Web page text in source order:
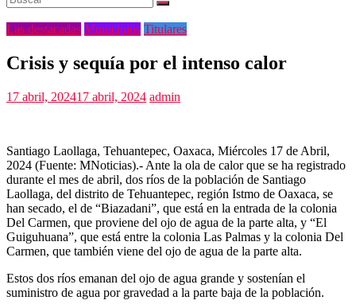
Las destacadas Municipios Titulares
Crisis y sequía por el intenso calor
17 abril, 202417 abril, 2024 admin
Santiago Laollaga, Tehuantepec, Oaxaca, Miércoles 17 de Abril,
2024 (Fuente: MNoticias).- Ante la ola de calor que se ha registrado
durante el mes de abril, dos ríos de la población de Santiago
Laollaga, del distrito de Tehuantepec, región Istmo de Oaxaca, se
han secado, el de “Biazadani”, que está en la entrada de la colonia
Del Carmen, que proviene del ojo de agua de la parte alta, y “El
Guiguhuana”, que está entre la colonia Las Palmas y la colonia Del
Carmen, que también viene del ojo de agua de la parte alta.
Estos dos ríos emanan del ojo de agua grande y sostenían el
suministro de agua por gravedad a la parte baja de la población.